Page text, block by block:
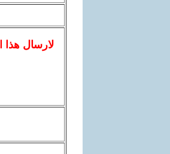
لارسالهذا